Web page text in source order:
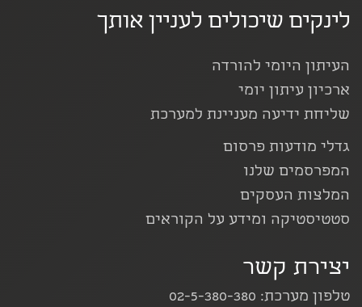
לינקים שיכולים לעניין אותך
העיתון היומי להורדה
ארכיון עיתון יומי
שליחת ידיעה מעניינת למערכת
גדלי מודעות פרסום
המפרסמים שלנו
המלצות העסקים
סטטיסטיקה ומידע על הקוראים
יצירת קשר
טלפון מערכת: 02-5-380-380